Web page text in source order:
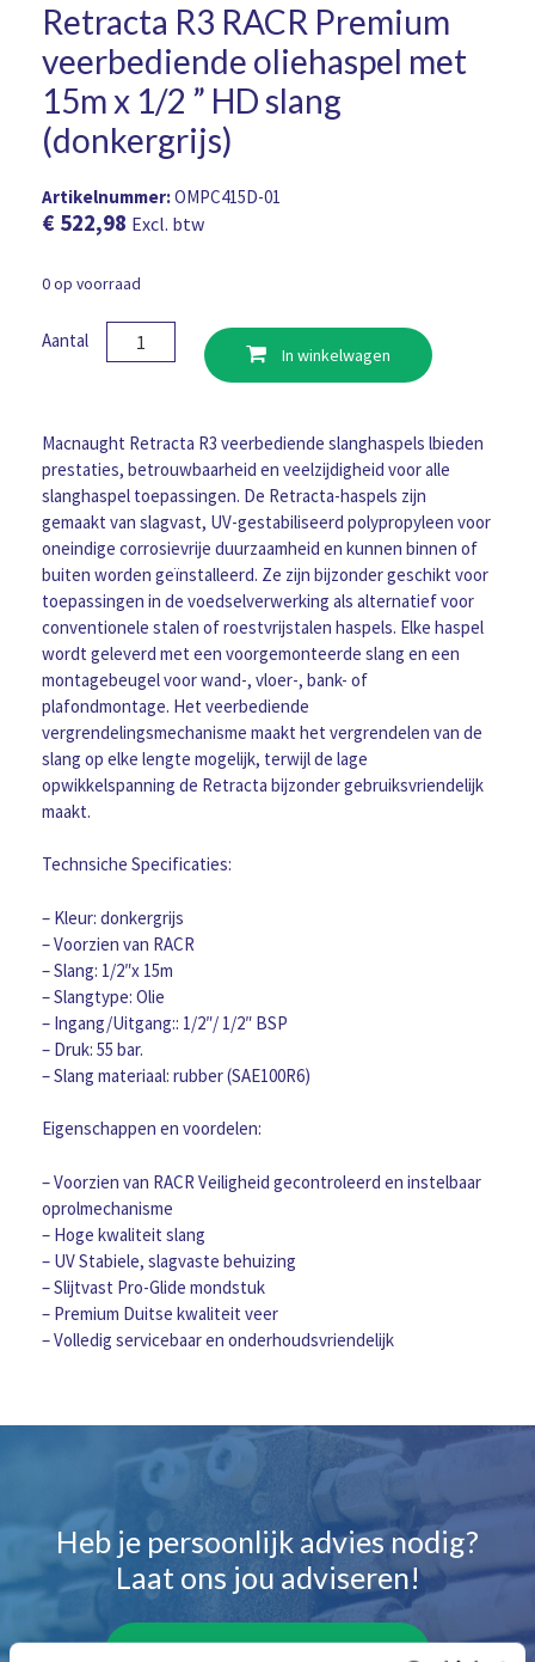
Retracta R3 RACR Premium
veerbediende oliehaspel met
15m x 1/2 ” HD slang
(donkergrijs)
Artikelnummer:OMPC415D-01
€ 522,98 Excl. btw
0 op voorraad
Aantal
Retracta
R3
veerbediende
oliehaspel
met
15m
x
1/2
"
HD
slang
(donkergrijs)
aantal
In winkelwagen
Macnaught Retracta R3 veerbediende slanghaspels lbieden
prestaties, betrouwbaarheid en veelzijdigheid voor alle
slanghaspel toepassingen. De Retracta-haspels zijn
gemaakt van slagvast, UV-gestabiliseerd polypropyleen voor
oneindige corrosievrije duurzaamheid en kunnen binnen of
buiten worden geïnstalleerd. Ze zijn bijzonder geschikt voor
toepassingen in de voedselverwerking als alternatief voor
conventionele stalen of roestvrijstalen haspels. Elke haspel
wordt geleverd met een voorgemonteerde slang en een
montagebeugel voor wand-, vloer-, bank- of
plafondmontage. Het veerbediende
vergrendelingsmechanisme maakt het vergrendelen van de
slang op elke lengte mogelijk, terwijl de lage
opwikkelspanning de Retracta bijzonder gebruiksvriendelijk
maakt.
Technsiche Specificaties:
– Kleur: donkergrijs
– Voorzien van RACR
– Slang: 1/2″x 15m
– Slangtype: Olie
– Ingang/Uitgang:: 1/2″/ 1/2″ BSP
– Druk: 55 bar.
– Slang materiaal: rubber (SAE100R6)
Eigenschappen en voordelen:
– Voorzien van RACR Veiligheid gecontroleerd en instelbaar
oprolmechanisme
– Hoge kwaliteit slang
– UV Stabiele, slagvaste behuizing
– Slijtvast Pro-Glide mondstuk
– Premium Duitse kwaliteit veer
– Volledig servicebaar en onderhoudsvriendelijk
Heb je persoonlijk advies nodig?
Laat ons jou adviseren!
Maak gelijk een afspraak